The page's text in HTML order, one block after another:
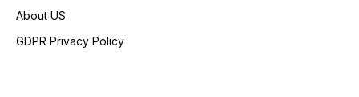
About US
GDPR Privacy Policy